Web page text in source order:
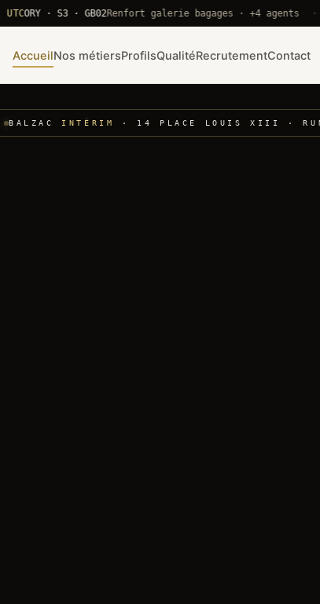
· S3 · GB02Renfort galerie bagages · +4 agents ·
AccueilNos métiersProfilsQualitéRecrutementContact
BALZAC INTÉRIM · 14 PLACE LOUIS XIII ·